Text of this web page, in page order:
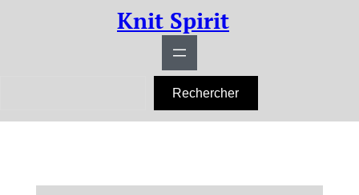
Knit Spirit
h
Rechercher